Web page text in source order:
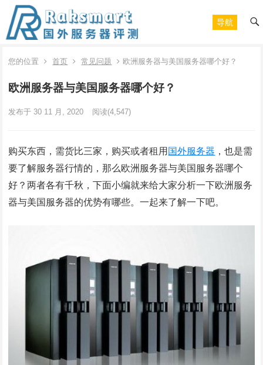
导航
您的位置 首页 常见问题 欧洲服务器与美国服务器哪个好？
欧洲服务器与美国服务器哪个好？
发布于 30 11 月, 2020 阅读(4,547)
购买东西，需货比三家，购买或者租用 国外服务器 ，也是需
要了解服务器行情的，那么欧洲服务器与美国服务器哪个
好？两者各有千秋，下面小编就来给大家分析一下欧洲服务
器与美国服务器的优势有哪些。一起来了解一下吧。